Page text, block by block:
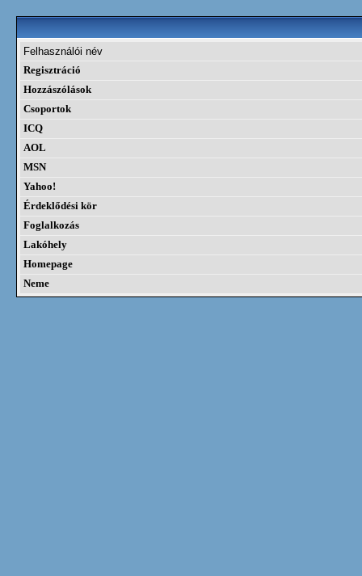
Felhasználói név
Regisztráció
Hozzászólások
Csoportok
ICQ
AOL
MSN
Yahoo!
Érdeklődési kör
Foglalkozás
Lakóhely
Homepage
Neme